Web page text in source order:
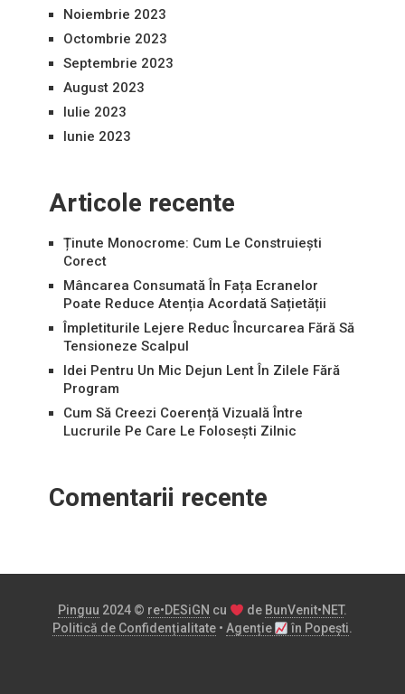
Noiembrie 2023
Octombrie 2023
Septembrie 2023
August 2023
Iulie 2023
Iunie 2023
Articole recente
Ținute Monocrome: Cum Le Construiești
Corect
Mâncarea Consumată În Fața Ecranelor
Poate Reduce Atenția Acordată Sațietății
Împletiturile Lejere Reduc Încurcarea Fără Să
Tensioneze Scalpul
Idei Pentru Un Mic Dejun Lent În Zilele Fără
Program
Cum Să Creezi Coerență Vizuală Între
Lucrurile Pe Care Le Folosești Zilnic
Comentarii recente
Pinguu 2024 © re•DESiGN cu de BunVenit•NET.
Politică de Confidențialitate• Agenție în Popești.